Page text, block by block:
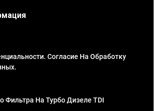
Согласие На Обработку
Фильтра На Турбо Дизеле TDI